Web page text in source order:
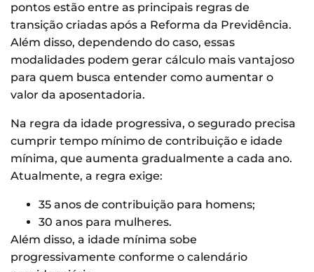
pontos estão entre as principais regras de
transição criadas após a Reforma da Previdência.
Além disso, dependendo do caso, essas
modalidades podem gerar cálculo mais vantajoso
para quem busca entender como aumentar o
valor da aposentadoria.
Na regra da idade progressiva, o segurado precisa
cumprir tempo mínimo de contribuição e idade
mínima, que aumenta gradualmente a cada ano.
Atualmente, a regra exige:
35 anos de contribuição para homens;
30 anos para mulheres.
Além disso, a idade mínima sobe
progressivamente conforme o calendário